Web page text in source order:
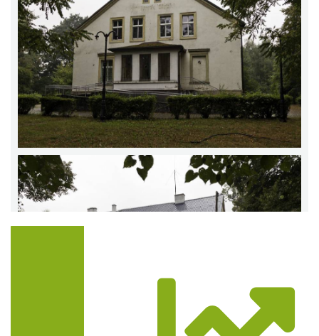
Trasa